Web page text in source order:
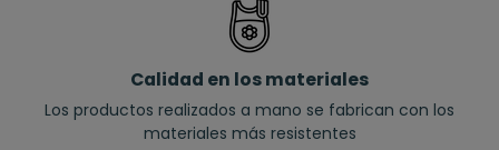
Calidad en los materiales
Los productos realizados a mano se fabrican con los
materiales más resistentes